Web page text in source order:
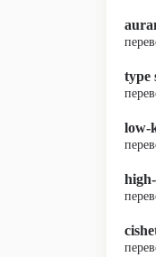
type
low-